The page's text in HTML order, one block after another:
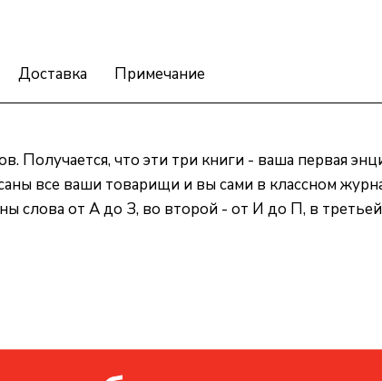
Доставка Примечание
Получается, что эти три книги - ваша первая
все ваши товарищи и вы сами в классном
слова от А до З, во второй - от И до П, в